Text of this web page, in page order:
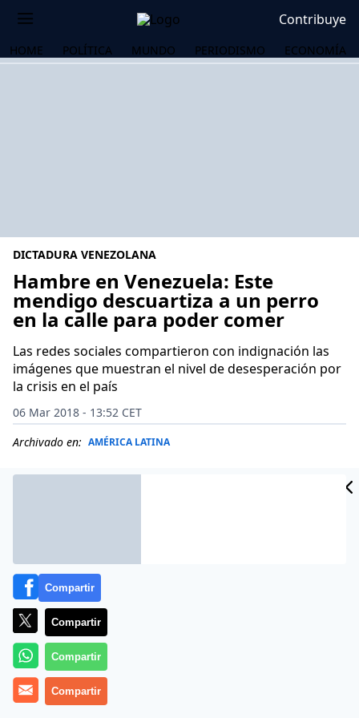
Contribuye
HOME POLÍTICA MUNDO PERIODISMO ECONOMÍA
DICTADURA VENEZOLANA
Hambre en Venezuela: Este
mendigo descuartiza a un perro
en la calle para poder comer
Las redes sociales compartieron con indignación las
imágenes que muestran el nivel de desesperación por
la crisis en el país
06 Mar 2018 - 13:52 CET
Archivado en: AMÉRICA LATINA
La crisis económica y social en
Compartir
Compartir
Compartir
Compartir